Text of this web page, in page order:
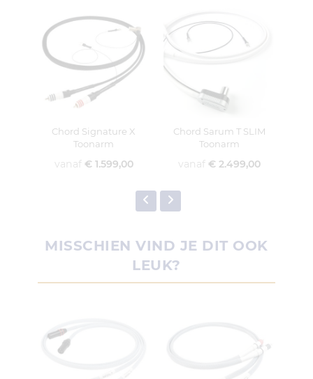
Chord Signature X
Toonarm
vanaf € 1.599,00
Chord Sarum T SLIM
Toonarm
vanaf € 2.499,00
MISSCHIEN VIND JE DIT OOK
LEUK?